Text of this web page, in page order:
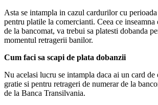
Asta se intampla in cazul cardurilor cu
pentru platile la comercianti. Ceea ce inseamna
de la bancomat, va trebui sa platesti dobanda
momentul retragerii banilor.
Cum faci sa scapi de plata dobanzii
Nu acelasi lucru se intampla daca ai un card de
gratie si pentru retrageri de numerar de la
de la Banca Transilvania.